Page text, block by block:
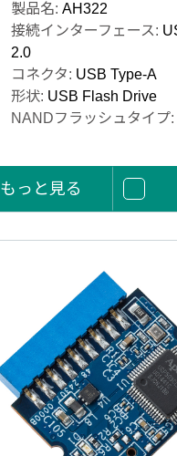
製品名: AH322
接続インターフェース:
2.0
コネクタ: USB Type-A
形状: USB Flash Drive
NANDフラッシュタイプ:
もっと見る